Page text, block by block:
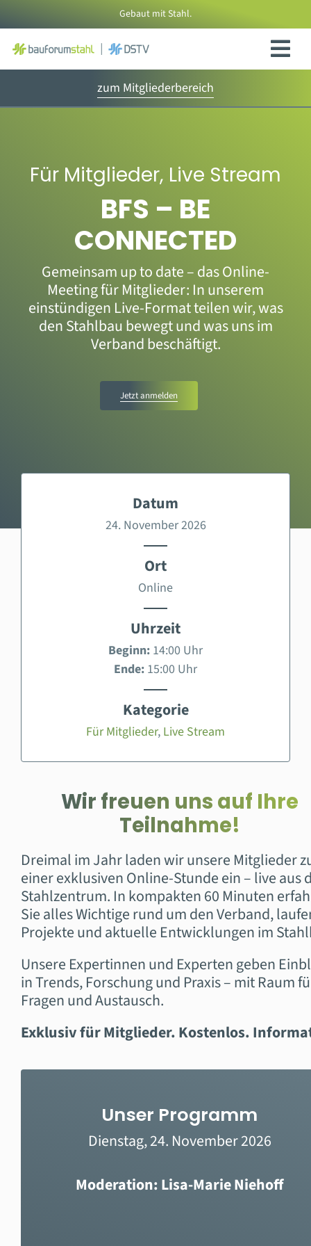
Inhalt
springen
Gebaut mit Stahl.
zum Mitgliederbereich
Für Mitglieder, Live Stream
BFS – BE
CONNECTED
Gemeinsam up to date – das Online-
Meeting für Mitglieder: In unserem
einstündigen Live-Format teilen wir, was
den Stahlbau bewegt und was uns im
Verband beschäftigt.
Jetzt anmelden
Datum
24. November 2026
Ort
Online
Uhrzeit
Beginn: 14:00 Uhr
Ende: 15:00 Uhr
Kategorie
Für Mitglieder, Live Stream
Wir freuen uns auf Ihre
Teilnahme!
Dreimal im Jahr laden wir unsere Mitglieder
einer exklusiven Online-Stunde ein – live aus
Stahlzentrum. In kompakten 60 Minuten
Sie alles Wichtige rund um den Verband,
Projekte und aktuelle Entwicklungen im
Unsere Expertinnen und Experten geben
in Trends, Forschung und Praxis – mit Raum
Fragen und Austausch.
Exklusiv für Mitglieder. Kostenlos.
Unser Programm
Dienstag, 24. November 2026
Moderation:Lisa-Marie Niehoff